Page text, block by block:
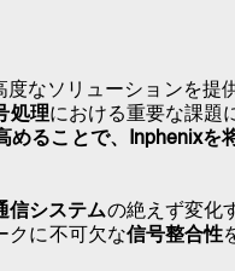
なソリューションを提
処理における重要な課題
めることで、Inphenixを
信システムの絶えず変化
クに不可欠な信号整合性